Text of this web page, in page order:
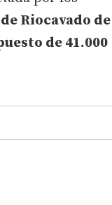
Riocavado de
de 41.000